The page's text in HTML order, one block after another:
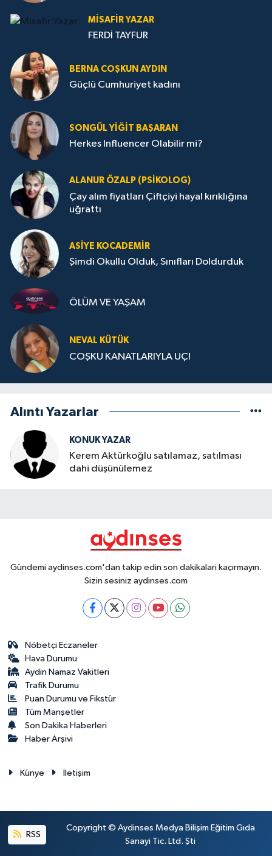
MISAFIR YAZAR
FERDİ TAYFUR
BERNA COŞKUN AYDIN
Güçlü Cumhuriyet kadını
SONGÜL YIĞIT BAŞARAN
Herkes Influencer Olabilir mi?
ALANUR ÖZALP (PSIKOLOG)
Çay alım fiyatları Çiftçiyi hayal kırıklığına
uğrattı
ASIYE KOCADEMİR
Şimdi Okullu Olduk, Sınıfları Doldurduk
ÖLÜM VE YAŞAM
NEVAL KÜTÜK
COŞKU KANATLARIYLA UÇ!
Alıntı Yazarlar
KONUK YAZAR
Kerem Aktürkoğlu satılamaz, satılması
dahi düşünülemez
Gündemi aydinses.com'dan takip edin son dakikalari kaçırmayın.
Sizin sesiniz aydinses.com
Nöbetçi Eczaneler
Hava Durumu
Aydin Namaz Vakitleri
Trafik Durumu
Puan Durumu ve Fikstür
Tüm Manşetler
Son Dakika Haberleri
Haber Arşivi
Künye İletişim
RSS
Copyright © Aydinses Medya Bilişim Eğitim Gıda
Sanayi Tic. Ltd. Şti